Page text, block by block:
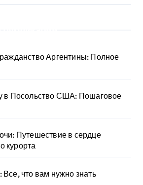
Аргентины: Полное
в Посольство США: Пошаговое
Путешествие в сердце
курорта
что вам нужно знать